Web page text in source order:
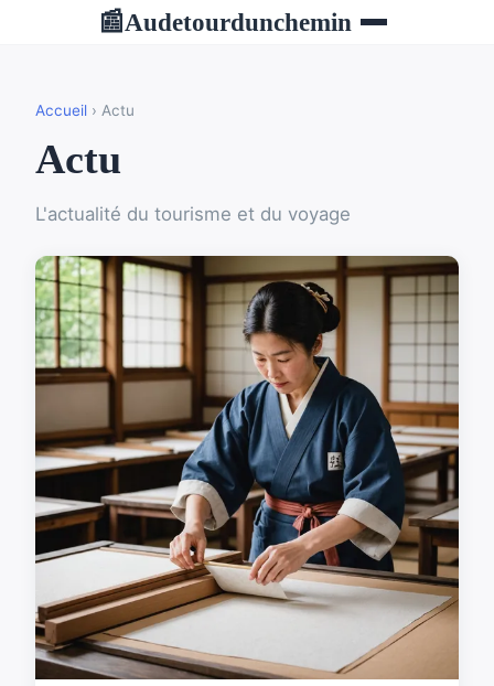
📰Audetourdunchemin
Accueil › Actu
Actu
L'actualité du tourisme et du voyage